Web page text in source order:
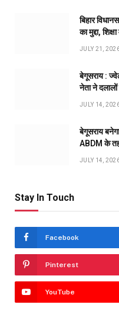
बिहार
का मुद्दा,
JULY 21,
बेगूसराय :
नेता ने
JULY 14,
बेगूसराय
ABDM के
JULY 14,
Stay In Touch
Facebook
Pinterest
YouTube